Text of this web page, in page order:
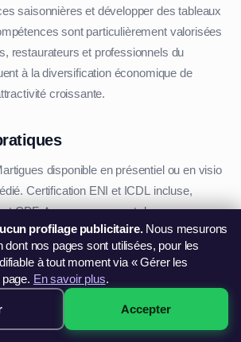
saisonnières et développer des tableaux
sont particulièrement valorisées
restaurateurs et professionnels du
à la diversification économique de
croissante.
disponible en présentiel ou en visio
Certification ENI et ICDL incluse,
CPF. Accompagnement dans vos
France Travail. Organisme certifié Qualiopi,
pour votre formation à
· Voir les sessions →
profilage publicitaire.Nous mesurons
dont nos pages sont utilisées, pour les
à tout moment via « Gérer les
En savoir plus.
Accepter